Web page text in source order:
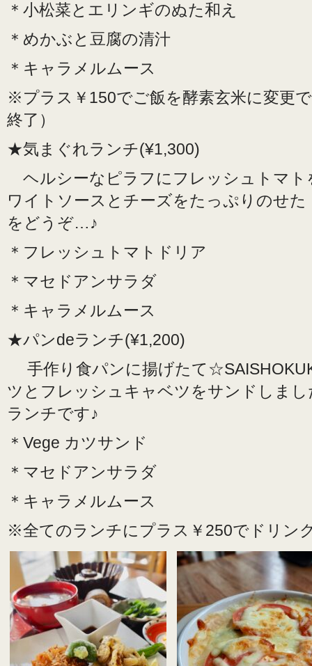
＊小松菜とエリンギのぬた和え
＊めかぶと豆腐の清汁
＊キャラメルムース
※プラス￥150でご飯を酵素玄米に変更
終了）
★気まぐれランチ(¥1,300)
ヘルシーなピラフにフレッシュトマト
ワイトソースとチーズをたっぷりのせ
をどうぞ…♪
＊フレッシュトマトドリア
＊マセドアンサラダ
＊キャラメルムース
★パンdeランチ(¥1,200)
手作り食パンに揚げたて
ツとフレッシュキャベツをサンドしま
ランチです♪
＊Vege カツサンド
＊マセドアンサラダ
＊キャラメルムース
※全てのランチにプラス￥250でドリン